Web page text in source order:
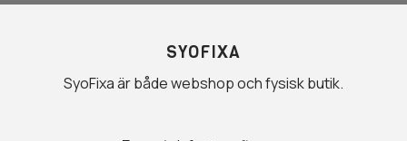
SYOFIXA
SyoFixa är både webshop och fysisk butik.